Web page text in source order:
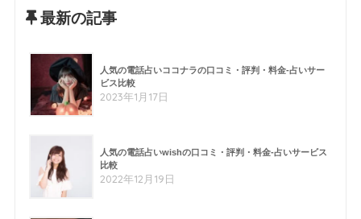
最新の記事
人気の電話占いココナラの口コミ・評判・料金-占いサー
ビス比較
2023年1月17日
人気の電話占いwishの口コミ・評判・料金-占いサービス
比較
2022年12月19日